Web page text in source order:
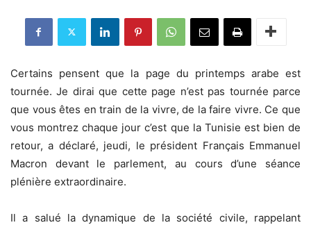
Certains pensent que la page du printemps arabe est
tournée. Je dirai que cette page n’est pas tournée parce
que vous êtes en train de la vivre, de la faire vivre. Ce que
vous montrez chaque jour c’est que la Tunisie est bien de
retour, a déclaré, jeudi, le président Français Emmanuel
Macron devant le parlement, au cours d’une séance
plénière extraordinaire.
Il a salué la dynamique de la société civile, rappelant